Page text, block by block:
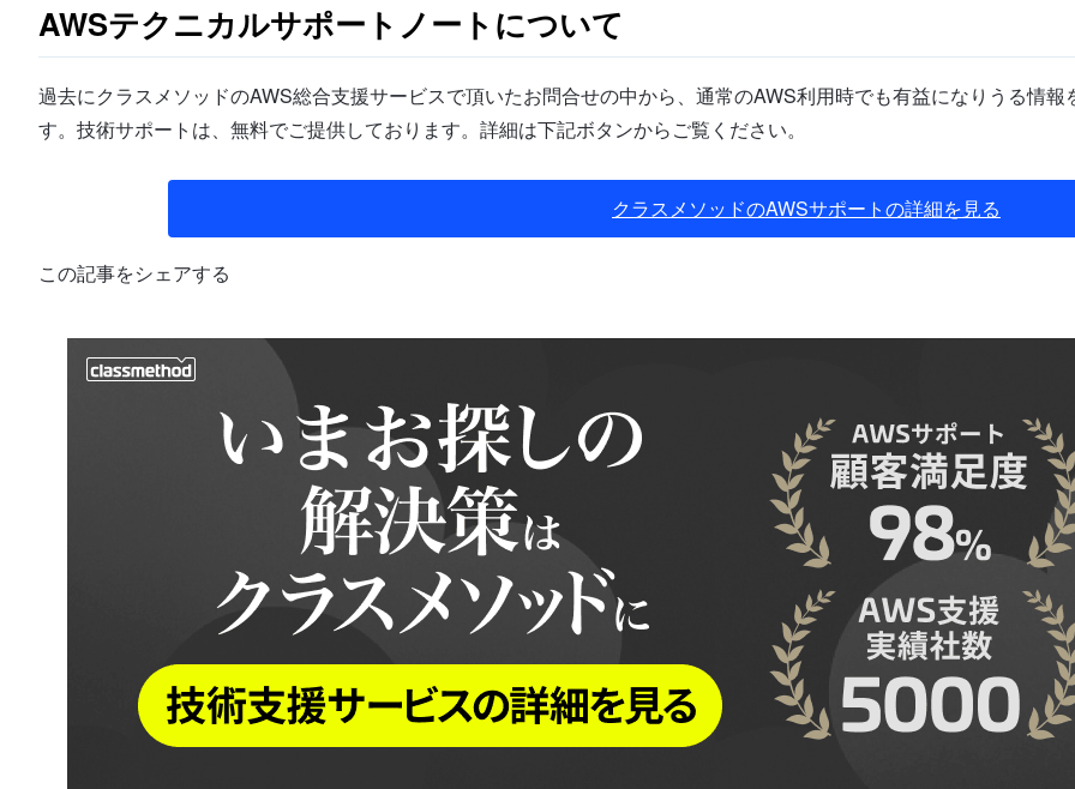
AWSテクニカルサポートノートについて
過去にクラスメソッドのAWS総合支援サービスで頂いたお問合せの中から、通常のAWS利用時でも有益になりうる情
す。技術サポートは、無料でご提供しております。詳細は下記ボタンからご覧ください。
クラスメソッドのAWSサポートの詳細を見る
この記事をシェアする